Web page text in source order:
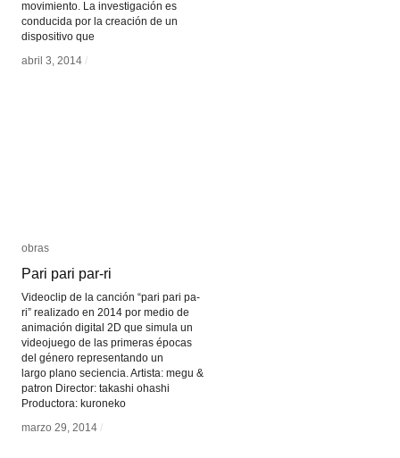
movimiento. La investigación es
conducida por la creación de un
dispositivo que
abril 3, 2014 /
abril 3, 2014 /
obras
Pari pari par-ri
Videoclip de la canción “pari pari pa-
ri” realizado en 2014 por medio de
animación digital 2D que simula un
videojuego de las primeras épocas
del género representando un
largo plano seciencia. Artista: megu &
patron Director: takashi ohashi
Productora: kuroneko
marzo 29, 2014 /
obras
Pari pari par-ri
marzo 29, 2014 /